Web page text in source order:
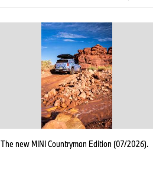
The new MINI Countryman Edition (07/2026).